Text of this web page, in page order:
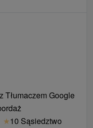
Tłumaczem Google
★10 Sąsiedztwo